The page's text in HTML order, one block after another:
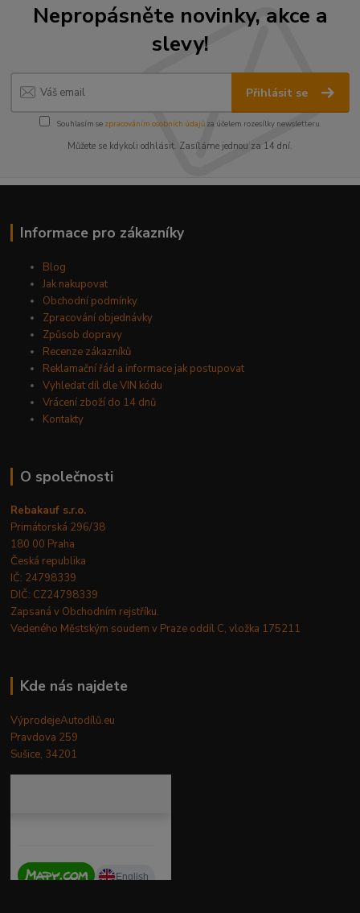
Nepropásněte novinky, akce a
slevy!
Přihlásit se
Souhlasím se zpracováním osobních údajůza účelem rozesílky newsletteru.
Můžete se kdykoli odhlásit. Zasíláme jednou za 14 dní.
Informace pro zákazníky
Blog
Jak nakupovat
Obchodní podmínky
Zpracování objednávky
Způsob dopravy
Recenze zákazníků
Reklamační řád a informace jak postupovat
Vyhledat díl dle VIN kódu
Vrácení zboží do 14 dnů
Kontakty
O společnosti
Rebakauf s.r.o.
Primátorská 296/38
180 00 Praha
Česká republika
IČ: 24798339
DIČ: CZ24798339
Zapsaná v Obchodním rejstříku.
Vedeného Městským soudem v Praze oddíl C, vložka 175211
Kde nás najdete
VýprodejeAutodílů.eu
Pravdova 259
Sušice, 34201